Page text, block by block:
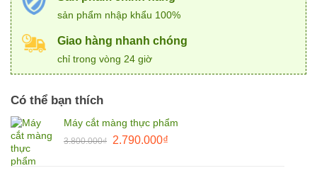
sản phẩm nhập khẩu 100%
Giao hàng nhanh chóng
chỉ trong vòng 24 giờ
Có thể bạn thích
Máy cắt màng thực phẩm
3.800.000₫
Giá
2.790.000₫Giá